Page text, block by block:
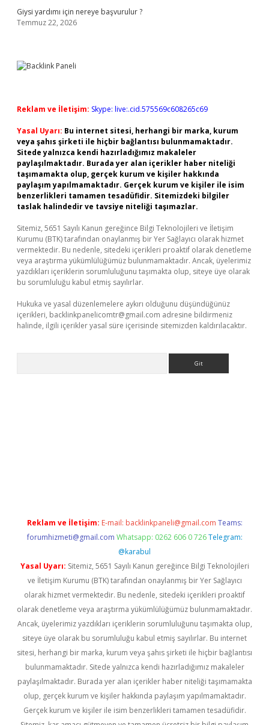
Giysi yardımı için nereye başvurulur ?
Temmuz 22, 2026
Reklam ve İletişim: Skype: live:.cid.575569c608265c69
Yasal Uyarı: Bu internet sitesi, herhangi bir marka, kurum
veya şahıs şirketi ile hiçbir bağlantısı bulunmamaktadır.
Sitede yalnızca kendi hazırladığımız makaleler
paylaşılmaktadır. Burada yer alan içerikler haber niteliği
taşımamakta olup, gerçek kurum ve kişiler hakkında
paylaşım yapılmamaktadır. Gerçek kurum ve kişiler ile isim
benzerlikleri tamamen tesadüfidir. Sitemizdeki bilgiler
taslak halindedir ve tavsiye niteliği taşımazlar.
Sitemiz, 5651 Sayılı Kanun gereğince Bilgi Teknolojileri ve İletişim
Kurumu (BTK) tarafından onaylanmış bir Yer Sağlayıcı olarak hizmet
vermektedir. Bu nedenle, sitedeki içerikleri proaktif olarak denetleme
veya araştırma yükümlülüğümüz bulunmamaktadır. Ancak, üyelerimiz
yazdıkları içeriklerin sorumluluğunu taşımakta olup, siteye üye olarak
bu sorumluluğu kabul etmiş sayılırlar.
Hukuka ve yasal düzenlemelere aykırı olduğunu düşündüğünüz
içerikleri, backlinkpanelicomtr@gmail.com adresine bildirmeniz
halinde, ilgili içerikler yasal süre içerisinde sitemizden kaldırılacaktır.
Reklam ve İletişim: E-mail: backlinkpaneli@gmail.com Teams:
forumhizmeti@gmail.com Whatsapp: 0262 606 0 726 Telegram:
@karabul
Yasal Uyarı: Sitemiz, 5651 Sayılı Kanun gereğince Bilgi Teknolojileri
ve İletişim Kurumu (BTK) tarafından onaylanmış bir Yer Sağlayıcı
olarak hizmet vermektedir. Bu nedenle, sitedeki içerikleri proaktif
olarak denetleme veya araştırma yükümlülüğümüz bulunmamaktadır.
Ancak, üyelerimiz yazdıkları içeriklerin sorumluluğunu taşımakta olup,
siteye üye olarak bu sorumluluğu kabul etmiş sayılırlar. Bu internet
sitesi, herhangi bir marka, kurum veya şahıs şirketi ile hiçbir bağlantısı
bulunmamaktadır. Sitede yalnızca kendi hazırladığımız makaleler
paylaşılmaktadır. Burada yer alan içerikler haber niteliği taşımamakta
olup, gerçek kurum ve kişiler hakkında paylaşım yapılmamaktadır.
Gerçek kurum ve kişiler ile isim benzerlikleri tamamen tesadüfidir.